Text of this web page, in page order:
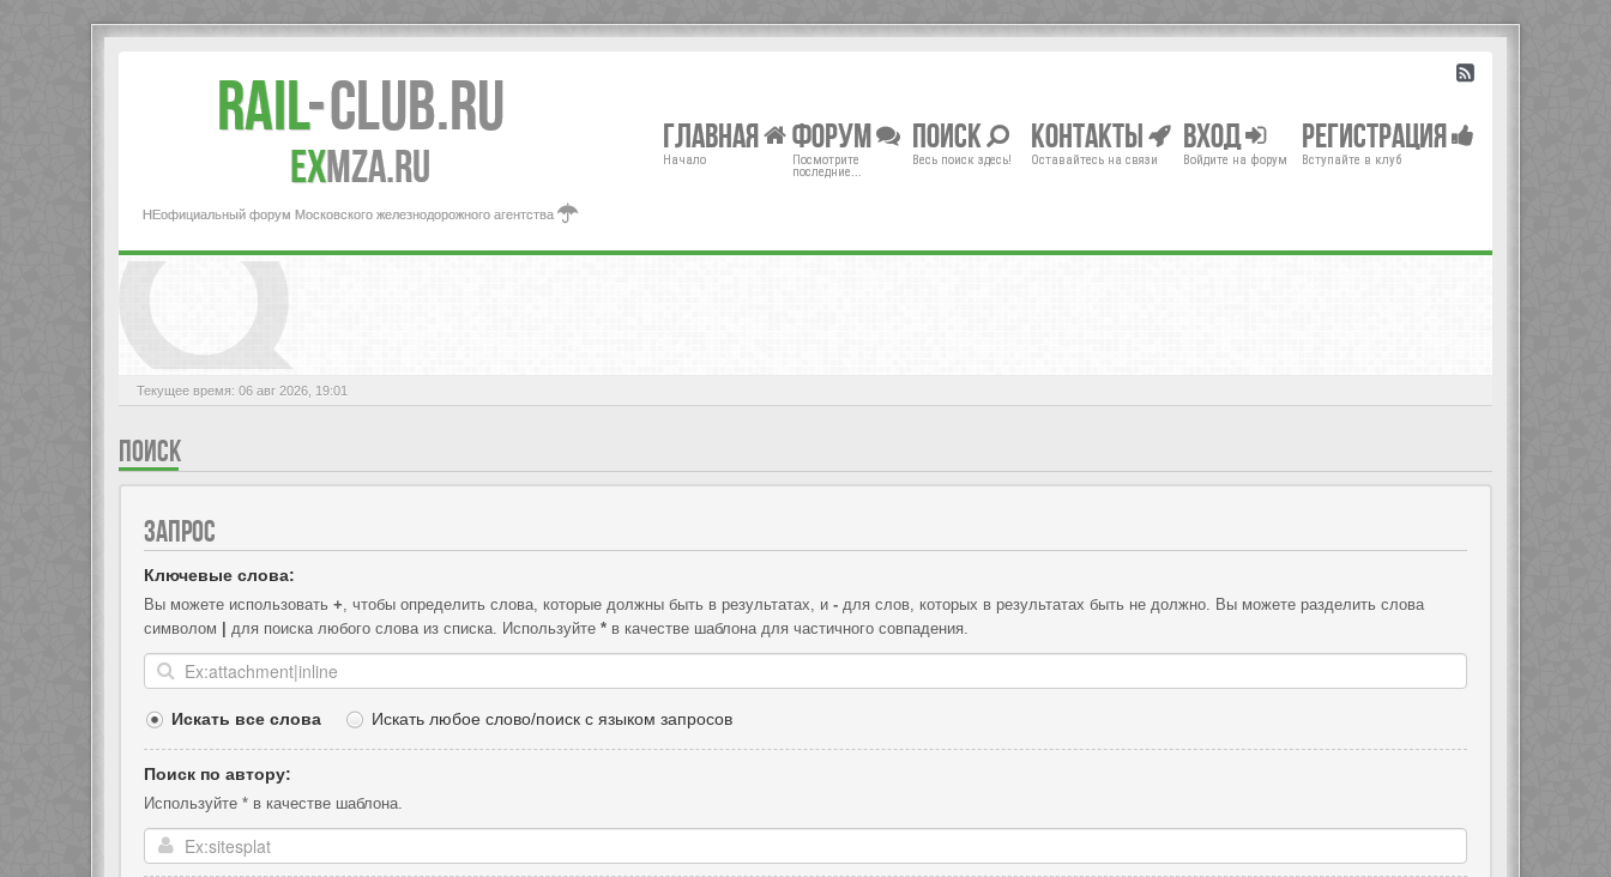
Rail-Club.RU
exMZA.RU
НЕофициальный форум Московского железнодорожного агентства
Главная
Начало
Форум
Посмотрите
последние...
Поиск
Весь поиск здесь!
Контакты
Оставайтесь на связи
Вход
Войдите на форум
Регистрация
Вступайте в клуб
Текущее время: 06 авг 2026, 19:01
ПОИСК
ЗАПРОС
Ключевые слова:
Вы можете использовать +, чтобы определить слова, которые должны быть в результатах, и - для слов, которых в результатах быть не должно. Вы можете разделить слова
символом
для поиска любого слова из списка. Используйте * в качестве шаблона для частичного совпадения.
Искать все слова Искать любое слово/поиск с языком запросов
Поиск по автору:
Используйте * в качестве шаблона.